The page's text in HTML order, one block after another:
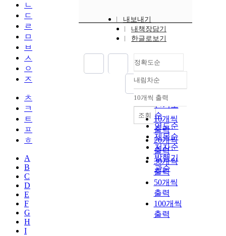
ㄴ
ㄷ
ㄹ
ㅁ
ㅂ
ㅅ
ㅇ
ㅈ
ㅊ
ㅋ
ㅌ
ㅍ
ㅎ
A
B
C
D
E
F
G
H
I
내보내기
내책장담기
한글로보기
정확도순
정확도
순
인기도
순
연도순
제목순
저자순
발행기
관순
내림차순
내림차순
10개씩 출력
10개씩
출력
20개씩
출력
30개씩
출력
50개씩
출력
100개씩
출력
조회